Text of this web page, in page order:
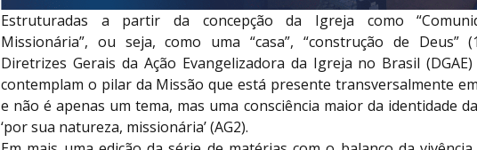
Estruturadas a partir da concepção da Igreja como
Missionária”, ou seja, como uma “casa”, “construção de Deus”
Diretrizes Gerais da Ação Evangelizadora da Igreja no Brasil
contemplam o pilar da Missão que está presente transversalmente
e não é apenas um tema, mas uma consciência maior da identidade
‘por sua natureza, missionária’ (AG2).